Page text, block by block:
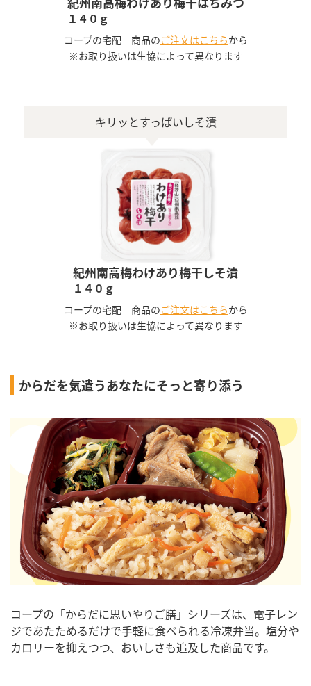
１４０ｇ
コープの宅配 商品のご注文はこちらから
※お取り扱いは生協によって異なります
キリッとすっぱいしそ漬
紀州南高梅わけあり梅干しそ漬
１４０ｇ
コープの宅配 商品のご注文はこちらから
※お取り扱いは生協によって異なります
からだを気遣うあなたにそっと寄り添う
コープの「からだに思いやりご膳」シリーズは、電子レン
ジであたためるだけで手軽に食べられる冷凍弁当。塩分や
カロリーを抑えつつ、おいしさも追及した商品です。